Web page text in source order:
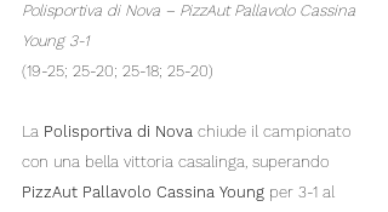
Polisportiva di Nova – PizzAut Pallavolo Cassina
Young 3-1
(19-25; 25-20; 25-18; 25-20)
La Polisportiva di Nova chiude il campionato
con una bella vittoria casalinga, superando
PizzAut Pallavolo Cassina Young per 3-1 al